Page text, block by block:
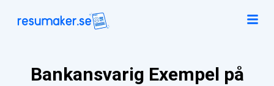
Bankansvarig Exempel på